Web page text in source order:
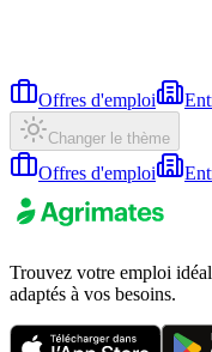
Offres d'emploi
Changer le thème
Offres d'emploi
Trouvez votre emploi
adaptés à vos besoins.